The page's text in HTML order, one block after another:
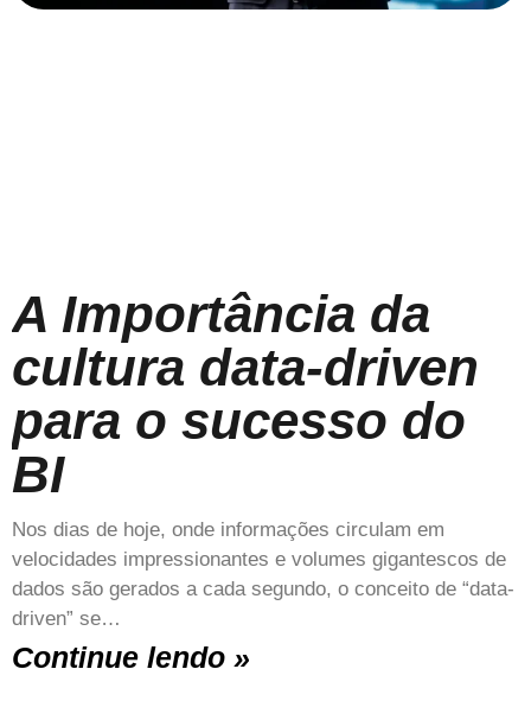
A Importância da
cultura data-driven
para o sucesso do
BI
Nos dias de hoje, onde informações circulam em
velocidades impressionantes e volumes gigantescos de
dados são gerados a cada segundo, o conceito de “data-
driven” se…
Continue lendo »